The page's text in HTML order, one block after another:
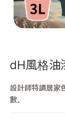
dH風格油
設計師特調居家
數。